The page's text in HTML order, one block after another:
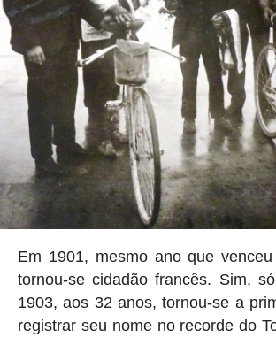
Em 1901, mesmo ano que
tornou-se cidadão francês. Sim,
1903, aos 32 anos, tornou-se a
registrar seu nome no recorde do